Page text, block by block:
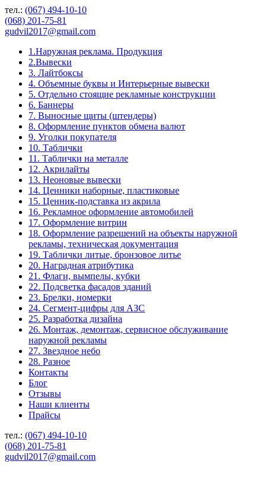
тел.: (067) 494-10-10
(068) 201-75-81
gudvil2017@gmail.com
1.Наружная реклама. Продукция
2.Вывески
3. Лайтбоксы
4. Объемные буквы и Интерьерные вывески
5. Отдельно стоящие рекламные конструкции
6. Баннеры
7. Выносные щиты (штендеры)
8. Оформление пунктов обмена валют
9. Уголки покупателя
10. Таблички
11. Таблички на металле
12. Акрилайты
13. Неоновые вывески
14. Ценники наборные, пластиковые
15. Ценник-подставка из акрила
16. Рекламное оформление автомобилей
17. Оформление витрин
18. Оформление разрешений на объекты наружной
рекламы, техническая документация
19. Таблички литые, бронзовое литье
20. Наградная атрибутика
21. Флаги, вымпелы, кубки
22. Подсветка фасадов зданий
23. Брелки, номерки
24. Сегмент-цифры для АЗС
25. Разработка дизайна
26. Монтаж, демонтаж, сервисное обслуживание
наружной рекламы
27. Звездное небо
28. Разное
Контакты
Блог
Отзывы
Наши клиенты
Прайсы
тел.: (067) 494-10-10
(068) 201-75-81
gudvil2017@gmail.com